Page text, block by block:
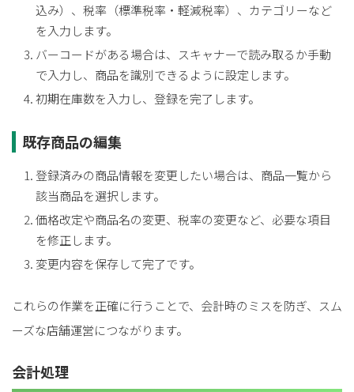
込み）、税率（標準税率・軽減税率）、カテゴリーなど
を入力します。
バーコードがある場合は、スキャナーで読み取るか手動
で入力し、商品を識別できるように設定します。
初期在庫数を入力し、登録を完了します。
既存商品の編集
登録済みの商品情報を変更したい場合は、商品一覧から
該当商品を選択します。
価格改定や商品名の変更、税率の変更など、必要な項目
を修正します。
変更内容を保存して完了です。
これらの作業を正確に行うことで、会計時のミスを防ぎ、スム
ーズな店舗運営につながります。
会計処理